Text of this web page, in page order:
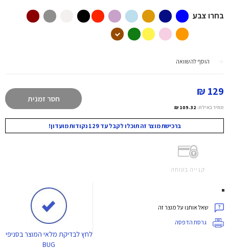
בחרו צבע
הוסף להשוואה
129 ₪
מחיר באילת: 109.32 ₪
חסר זמנית
ברכישת מוצר זה תוכלו לקבל עד 129 נקודות מועדון!
קנייה בטוחה
שאל אותנו על מוצר זה
גרסת הדפסה
לחץלבדיקת מלאי המוצר בסניפי
BUG